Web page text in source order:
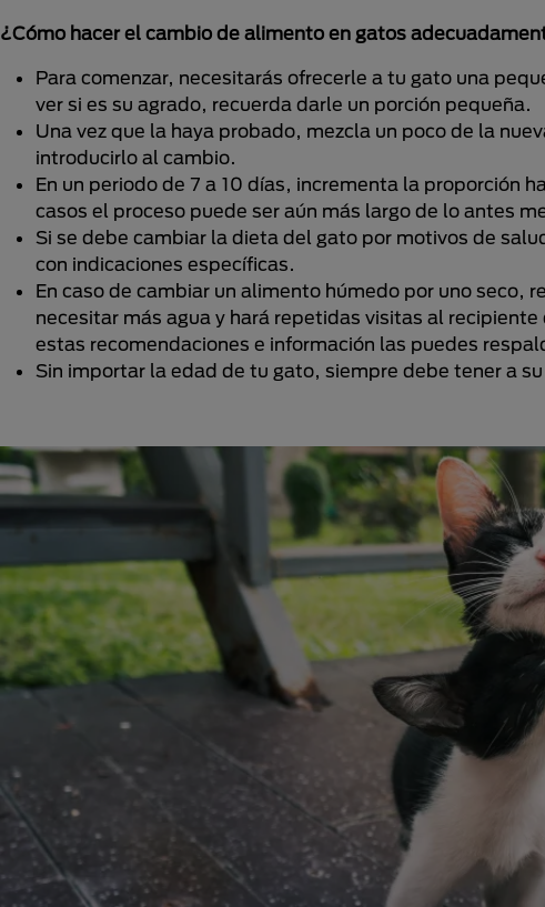
¿Cómo hacer el cambio de alimento en gatos
Para comenzar, necesitarás ofrecerle a tu gato una
ver si es su agrado, recuerda darle un porción pequeña.
Una vez que la haya probado, mezcla un poco de la
introducirlo al cambio.
En un periodo de 7 a 10 días, incrementa la proporción
casos el proceso puede ser aún más largo de lo antes
Si se debe cambiar la dieta del gato por motivos de
con indicaciones específicas.
En caso de cambiar un alimento húmedo por uno seco,
necesitar más agua y hará repetidas visitas al
estas recomendaciones e información las puedes
Sin importar la edad de tu gato, siempre debe tener a